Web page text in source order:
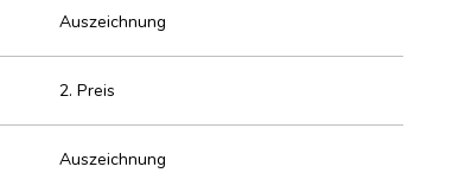
Auszeichnung
2. Preis
Auszeichnung